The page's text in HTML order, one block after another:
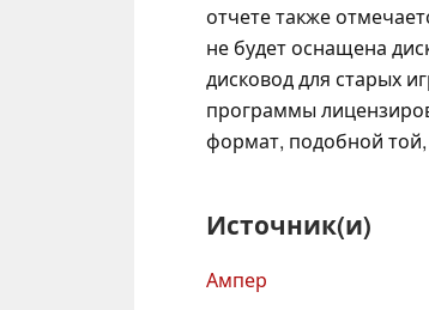
отчете также
не будет оснащена
дисковод для старых
программы
формат, подобной
Источник(и)
Ампер